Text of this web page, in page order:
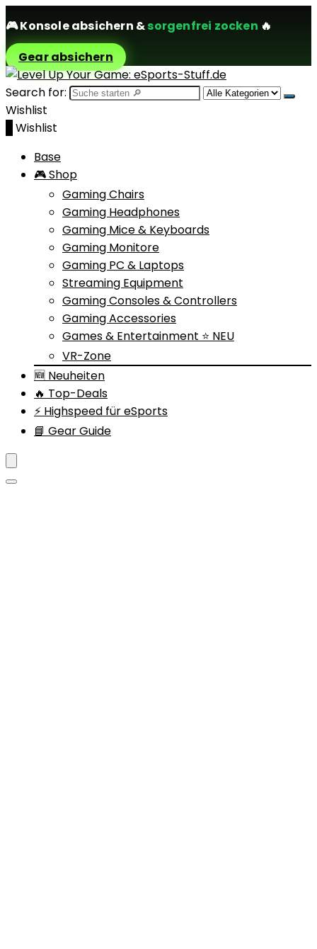
🎮Konsole absichern &sorgenfrei zocken 🔥
Gear absichern
Search for:
Wishlist
Wishlist
Base
🎮 Shop
Gaming Chairs
Gaming Headphones
Gaming Mice & Keyboards
Gaming Monitore
Gaming PC & Laptops
Streaming Equipment
Gaming Consoles & Controllers
Gaming Accessories
Games & Entertainment ⭐ NEU
VR-Zone
🆕 Neuheiten
🔥 Top-Deals
⚡ Highspeed für eSports
📘 Gear Guide